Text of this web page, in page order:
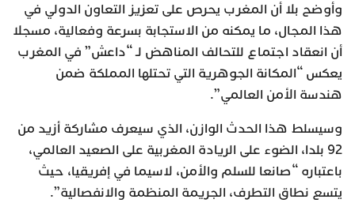
وأوضح بلا أن المغرب يحرص على تعزيز التعاون الدولي في
هذا المجال، ما يمكنه من الاستجابة بسرعة وفعالية، مسجلا
أن انعقاد اجتماع للتحالف المناهض لـ “داعش” في المغرب
يعكس “المكانة الجوهرية التي تحتلها المملكة ضمن
هندسة الأمن العالمي”.
وسيسلط هذا الحدث الوازن، الذي سيعرف مشاركة أزيد من
92 بلدا، الضوء على الريادة المغربية على الصعيد العالمي،
باعتباره “صانعا للسلم والأمن، لاسيما في إفريقيا، حيث
يتسع نطاق التطرف، الجريمة المنظمة والانفصالية”.